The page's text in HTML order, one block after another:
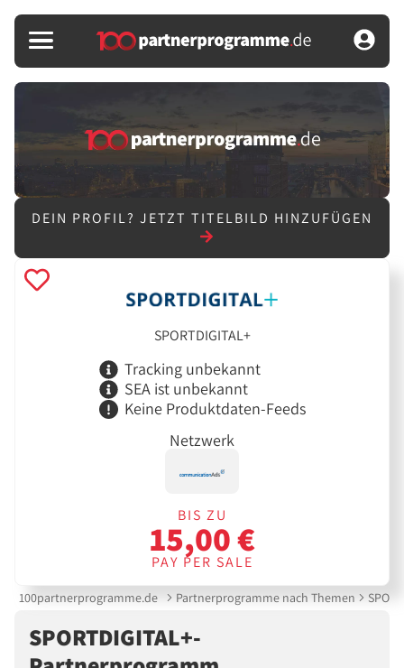
DEIN PROFIL? JETZT TITELBILD HINZUFÜGEN
SPORTDIGITAL+
Tracking unbekannt
SEA ist unbekannt
Keine Produktdaten-Feeds
Netzwerk
BIS ZU
15,00 €
PAY PER SALE
100partnerprogramme.de Partnerprogramme nach Themen
SPORTDIGITAL+-